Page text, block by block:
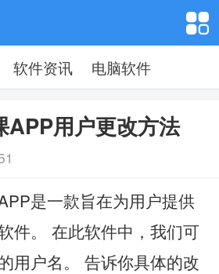
软件资讯 电脑软件
APP用户更改方法
是一款旨在为用户提供
件。 在此软件中，我们可
用户名。 告诉你具体的改